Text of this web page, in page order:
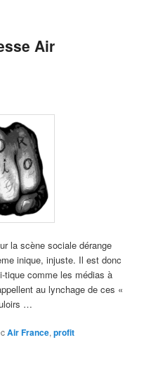
Air
la scène sociale dérange
inique, injuste. Il est donc
tique comme les médias à
au lynchage de ces «
…
Air France,profit